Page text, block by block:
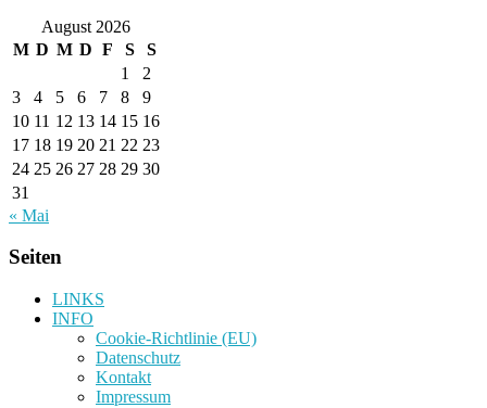
August 2026
M D M D F S
S
1
2
3
4 5 6 7 8
9
10 11 12 13 14 15 16
17 18 19 20 21 22 23
24 25 26 27 28 29 30
31
« Mai
Seiten
LINKS
INFO
Cookie-Richtlinie (EU)
Datenschutz
Kontakt
Impressum